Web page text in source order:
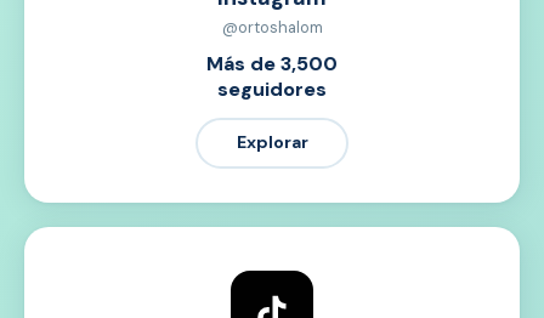
@ortoshalom
Más de 3,500
seguidores
Explorar